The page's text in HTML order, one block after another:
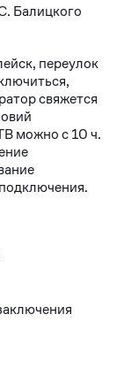
Балицкого
переулок
свяжется
можно с 10 ч.